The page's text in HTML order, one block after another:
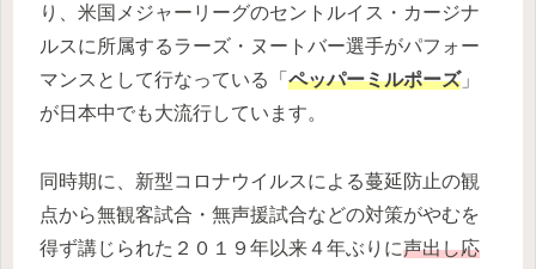
り、米国メジャーリーグのセントルイス・カージナ
ルスに所属するラーズ・ヌートバー選手がパフォー
マンスとして行なっている「 ペッパーミルポーズ」
が日本中でも大流行しています。
同時期に、新型コロナウイルスによる蔓延防止の観
点から無観客試合・無声援試合などの対策がやむを
得ず講じられた２０１９年以来４年ぶりに声出し応